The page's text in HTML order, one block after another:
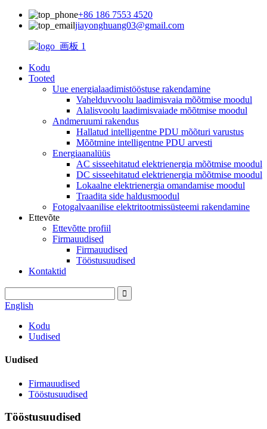
+86 186 7553 4520
jiayonghuang03@gmail.com
Kodu
Tooted
Uue energialaadimistööstuse rakendamine
Vahelduvvoolu laadimisvaia mõõtmise moodul
Alalisvoolu laadimisvaiade mõõtmise moodul
Andmeruumi rakendus
Hallatud intelligentne PDU mõõturi varustus
Mõõtmine intelligentne PDU arvesti
Energiaanalüüs
AC sisseehitatud elektrienergia mõõtmise moodul
DC sisseehitatud elektrienergia mõõtmise moodul
Lokaalne elektrienergia omandamise moodul
Traadita side haldusmoodul
Fotogalvaanilise elektritootmissüsteemi rakendamine
Ettevõte
Ettevõtte profiil
Firmauudised
Firmauudised
Tööstusuudised
Kontaktid
English
Kodu
Uudised
Uudised
Firmauudised
Tööstusuudised
Tööstusuudised